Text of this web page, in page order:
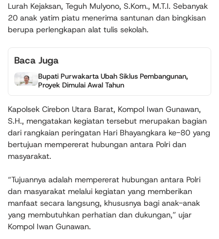
Lurah Kejaksan, Teguh Mulyono, S.Kom., M.T.I. Sebanyak
20 anak yatim piatu menerima santunan dan bingkisan
berupa perlengkapan alat tulis sekolah.
Baca Juga
Bupati Purwakarta Ubah Siklus Pembangunan,
Proyek Dimulai Awal Tahun
Kapolsek Cirebon Utara Barat, Kompol Iwan Gunawan,
S.H., mengatakan kegiatan tersebut merupakan bagian
dari rangkaian peringatan Hari Bhayangkara ke-80 yang
bertujuan mempererat hubungan antara Polri dan
masyarakat.
“Tujuannya adalah mempererat hubungan antara Polri
dan masyarakat melalui kegiatan yang memberikan
manfaat secara langsung, khususnya bagi anak-anak
yang membutuhkan perhatian dan dukungan,” ujar
Kompol Iwan Gunawan.